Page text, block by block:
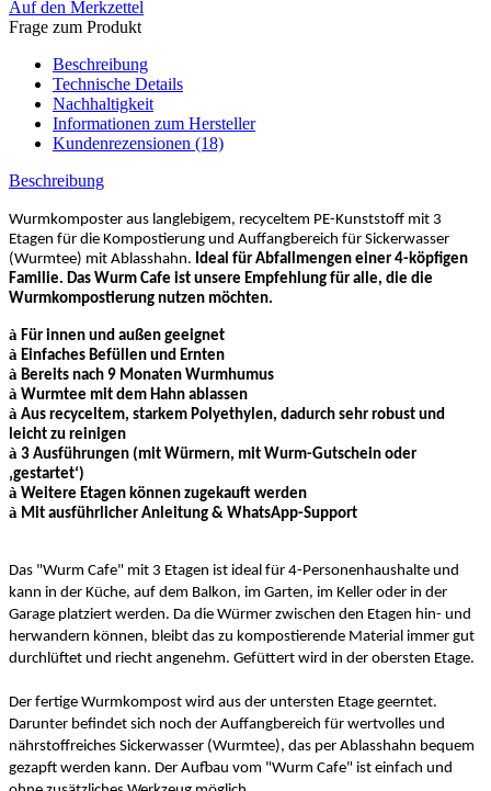
Auf den Merkzettel
Frage zum Produkt
Beschreibung
Technische Details
Nachhaltigkeit
Informationen zum Hersteller
Kundenrezensionen (18)
Beschreibung
Wurmkomposter aus langlebigem, recyceltem PE-Kunststoff mit 3
Etagen für die Kompostierung und Auffangbereich für Sickerwasser
(Wurmtee) mit Ablasshahn. Ideal für Abfallmengen einer 4-köpfigen
Familie. Das Wurm Cafe ist unsere Empfehlung für alle, die die
Wurmkompostierung nutzen möchten.
à Für innen und außen geeignet
à Einfaches Befüllen und Ernten
à Bereits nach 9 Monaten Wurmhumus
à Wurmtee mit dem Hahn ablassen
à Aus recyceltem, starkem Polyethylen, dadurch sehr robust und
leicht zu reinigen
à 3 Ausführungen (mit Würmern, mit Wurm-Gutschein oder
‚gestartet‘)
à Weitere Etagen können zugekauft werden
à Mit ausführlicher Anleitung & WhatsApp-Support
Das "Wurm Cafe" mit 3 Etagen ist ideal für 4-Personenhaushalte und
kann in der Küche, auf dem Balkon, im Garten, im Keller oder in der
Garage platziert werden. Da die Würmer zwischen den Etagen hin- und
herwandern können, bleibt das zu kompostierende Material immer gut
durchlüftet und riecht angenehm. Gefüttert wird in der obersten Etage.
Der fertige Wurmkompost wird aus der untersten Etage geerntet.
Darunter befindet sich noch der Auffangbereich für wertvolles und
nährstoffreiches Sickerwasser (Wurmtee), das per Ablasshahn bequem
gezapft werden kann. Der Aufbau vom "Wurm Cafe" ist einfach und